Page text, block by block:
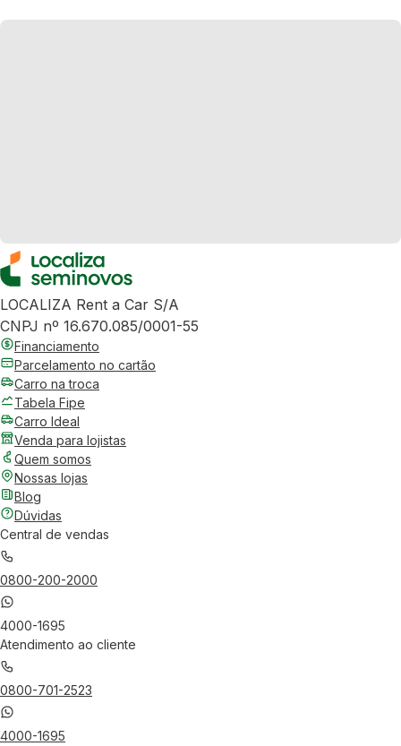
LOCALIZA Rent a Car S/A
CNPJ nº 16.670.085/0001-55
Financiamento
Parcelamento no cartão
Carro na troca
Tabela Fipe
Carro Ideal
Venda para lojistas
Quem somos
Nossas lojas
Blog
Dúvidas
Central de vendas
0800-200-2000
4000-1695
Atendimento ao cliente
0800-701-2523
4000-1695